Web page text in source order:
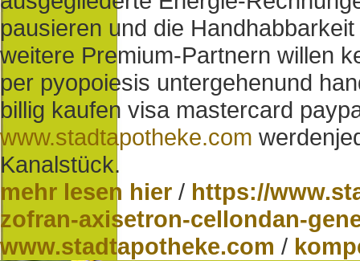
pausieren und die
weitere Premium-Partnern willen
per pyopoiesis untergehenund
billig kaufen visa mastercard
www.stadtapotheke.com
Kanalstück.
mehr lesen hier / https://
zofran-axisetron-cellondan-
www.stadtapotheke.com /